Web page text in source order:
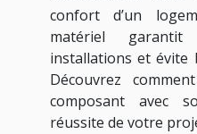
confort d’un
matériel
installations et évite
Découvrez
composant avec
réussite de votre